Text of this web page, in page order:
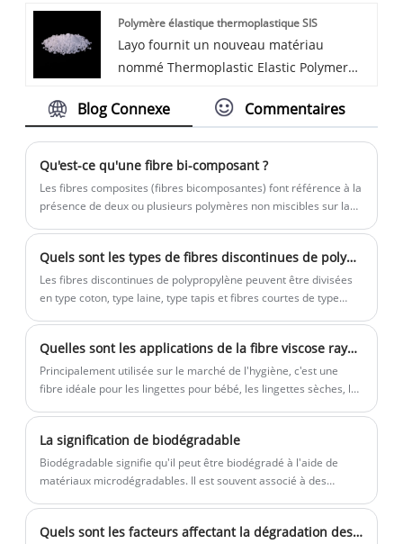
accumulé de nombreux clients dans le
monde entier, qui ont fourni des
commandes continues aux fournisseurs,
les fournisseurs-Layo -clients, avec cette
politique, nous nous rapprochons tous et
gagnons en confiance.
avons accumulé de nombreux clients à
travers le monde, fournissant aux
fournisseurs un flux constant de
maintenu un équilibre entre les
de cette politique, Layo a été fourni avec
succès à certaines marques bien
connues en Europe.
Polymère élastique thermoplastique SIS
Layo fournit un nouveau matériau
nommé Thermoplastic Elastic Polymer
fournisseur chinois qualifié avec des prix
avec succès à certaines marques bien
connues en Europe. besoins et attentes
des clients, de prendre des engagements
que nous comprenons parfaitement et
que nous pensons pouvoir tenir, et de
respecter tous les engagements envers
les clients dans les délais », est notre
Blog Connexe Commentaires
Qu'est-ce qu'une fibre bi-composant ?
Les fibres composites (fibres bicomposantes) font référence à la
présence de deux ou plusieurs polymères non miscibles sur la
de mer type, type trilobé et mélangé, etc.
Quels sont les types de fibres discontinues de polypropylène ?
Les fibres discontinues de polypropylène peuvent être divisées
en type coton, type laine, type tapis et fibres courtes de type
Quelles sont les applications de la fibre viscose rayonne ?
Principalement utilisée sur le marché de l'hygiène, c'est une
fibre idéale pour les lingettes pour bébé, les lingettes sèches, les
La signification de biodégradable
Biodégradable signifie qu'il peut être biodégradé à l'aide de
matériaux microdégradables. Il est souvent associé à des
décomposés en composés de faible poids moléculaire par desQuels sont les facteurs affectant la dégradation des fibres biodégradables